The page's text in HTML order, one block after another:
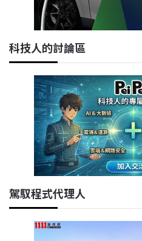
科技人的討論區
駕馭程式代理人